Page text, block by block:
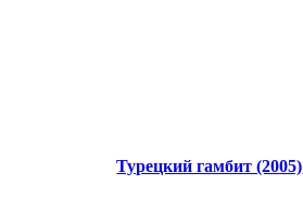
Турецкий гамбит (2005)